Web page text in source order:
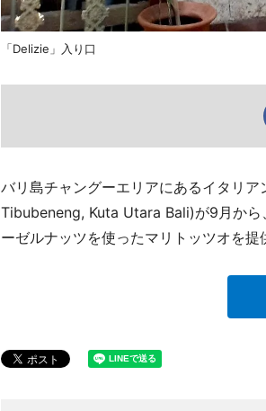
「Delizie」入り口
バリ島チャングーエリアにあるイタリ
Tibubeneng, Kuta Utara Bali)が9月から
ーゼルナッツを使ったマリトッツオを提